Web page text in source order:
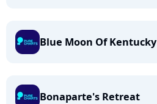
Blue Moon Of Kentucky
Bonaparte's Retreat